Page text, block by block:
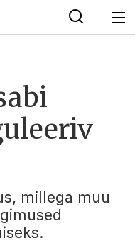
millega muu